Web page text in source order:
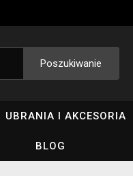
Poszukiwanie
UBRANIA I AKCESORIA
BLOG